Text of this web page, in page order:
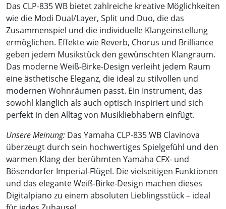
Das CLP-835 WB bietet zahlreiche kreative Möglichkeiten
wie die Modi Dual/Layer, Split und Duo, die das
Zusammenspiel und die individuelle Klangeinstellung
ermöglichen. Effekte wie Reverb, Chorus und Brilliance
geben jedem Musikstück den gewünschten Klangraum.
Das moderne Weiß-Birke-Design verleiht jedem Raum
eine ästhetische Eleganz, die ideal zu stilvollen und
modernen Wohnräumen passt. Ein Instrument, das
sowohl klanglich als auch optisch inspiriert und sich
perfekt in den Alltag von Musikliebhabern einfügt.
Unsere Meinung: Das Yamaha CLP-835 WB Clavinova
überzeugt durch sein hochwertiges Spielgefühl und den
warmen Klang der berühmten Yamaha CFX- und
Bösendorfer Imperial-Flügel. Die vielseitigen Funktionen
und das elegante Weiß-Birke-Design machen dieses
Digitalpiano zu einem absoluten Lieblingsstück – ideal